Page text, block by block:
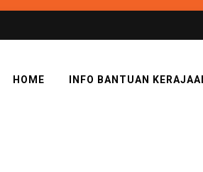
HOME INFO BANTUAN